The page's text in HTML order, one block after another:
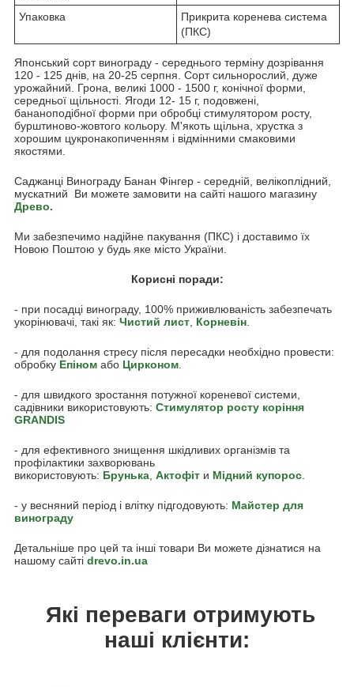
Упаковка
Прикрита коренева система
(ПКС)
Японський сорт винограду - середнього терміну дозрівання
120 - 125 днів, на 20-25 серпня. Сорт сильнорослий, дуже
урожайний. Грона, великі 1000 - 1500 г, конічної форми,
середньої щільності. Ягоди 12- 15 г, подовжені,
бананоподібної форми при обробці стимулятором росту,
бурштиново-жовтого кольору. М'якоть щільна, хрустка з
хорошим цукронакопиченням і відмінними смаковими
якостями.
Саджанці Винограду Банан Фінгер - середній, велікоплідний,
мускатний Ви можете замовити на сайті нашого магазину
Древо.
Ми забезпечимо надійне пакування (ПКС) і доставимо їх
Новою Поштою у будь яке місто України.
Корисні поради:
- при посадці винограду, 100% приживлюваність забезпечать
укорінювачі, такі як: Чистий лист Корневін
- для подолання стресу після пересадки необхідно провести:
обробку Епіном або Цирконом
- для швидкого зростання потужної кореневої системи,
садівники використовують: Стимулятор росту коріння
GRANDIS
- для ефективного знищення шкідливих організмів та
профілактики захворювань
використовують: Брунька Актофіт и Мідний купорос
- у весняний період і влітку підгодовують: Майстер для
винограду
Детальніше про цей та інші товари Ви можете дізнатися на
нашому сайті drevo.in.ua
Які переваги отримують
наші клієнти: